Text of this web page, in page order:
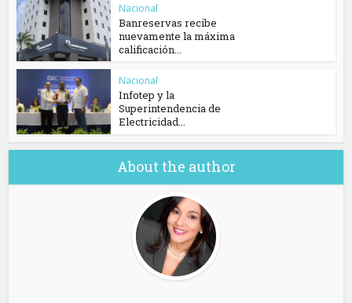
Nacional
Banreservas recibe
nuevamente la máxima
calificación...
Nacional
Infotep y la
Superintendencia de
Electricidad...
About the author